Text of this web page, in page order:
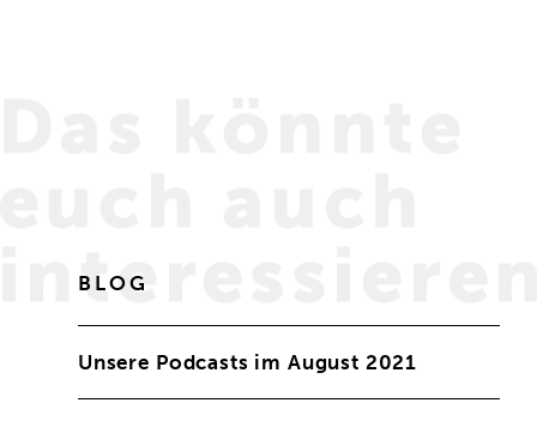
BLOG
Unsere Podcasts im August 2021